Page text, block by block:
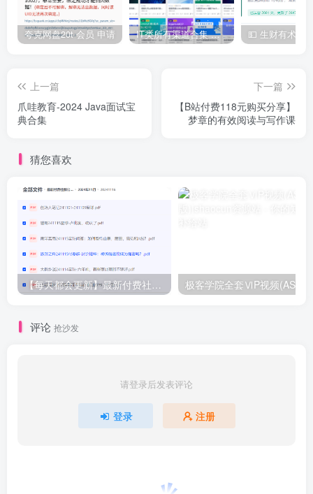
夸克网盘20t 会员 申请 IT类所有渠道合集 持续日更，目前近四千多条资源 年费用户微信私信获取权限
上一篇
爪哇教育-2024 Java面试宝
典合集
下一篇
【B站付费118元购买分享】
梦章的有效阅读与写作课
猜您喜欢
【每天都会更新】最新付费社群公众号文章 极客学院全套ⅥP视频(AS版)
评论 抢沙发
请登录后发表评论
登录 注册